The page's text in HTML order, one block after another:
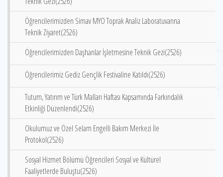
Öğrencilerimizden Simav MYO Toprak Analiz Laboratuvarına
Teknik Ziyaret(2526)
Öğrencilerimizden Daşhanlar İşletmesine Teknik Gezi(2526)
Öğrencilerimiz Gediz Gençlik Festivaline Katıldı(2526)
Tutum, Yatırım ve Türk Malları Haftası Kapsamında Farkındalık
Etkinliği Düzenlendi(2526)
Okulumuz ve Özel Selam Engelli Bakım Merkezi İle
Protokol(2526)
Sosyal Hizmet Bölümü Öğrencileri Sosyal ve Kültürel
Faaliyetlerde Buluştu(2526)